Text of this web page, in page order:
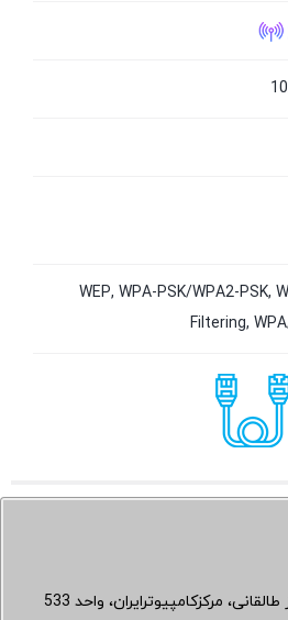
WEP, WPA-PSK/WPA2-PSK,
Filtering,
مرکزکامپیوترایران، واحد 533